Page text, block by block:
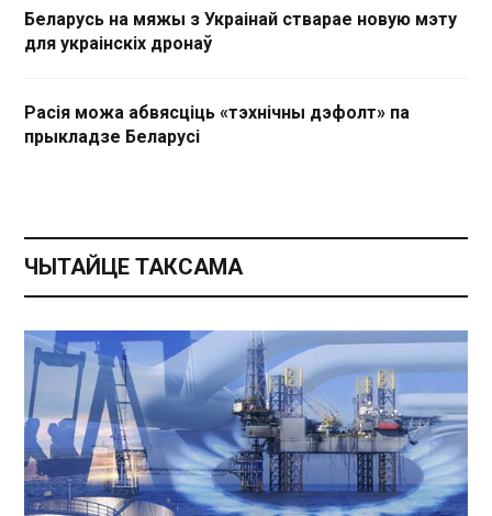
Беларусь на мяжы з Украінай стварае новую мэту
для украінскіх дронаў
Расія можа абвясціць «тэхнічны дэфолт» па
прыкладзе Беларусі
ЧЫТАЙЦЕ ТАКСАМА